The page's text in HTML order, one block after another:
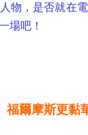
物，是否就在
場吧！
福爾摩斯更黏